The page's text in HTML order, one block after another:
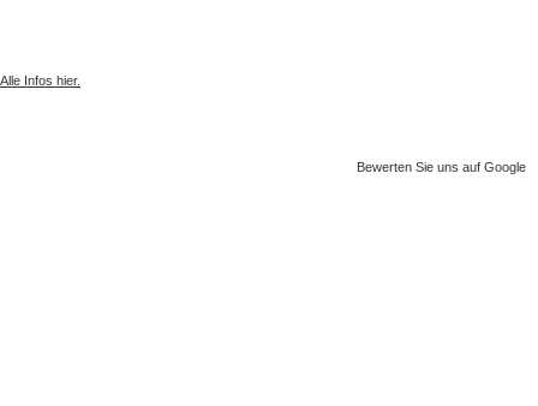
Alle Infos hier.
Bewerten Sie uns auf Google